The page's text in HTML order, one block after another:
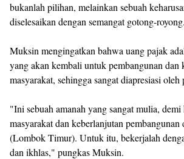
bukanlah pilihan, melainkan sebuah
diselesaikan dengan semangat gotong-royong.
Muksin mengingatkan bahwa uang pajak
yang akan kembali untuk pembangunan dan
masyarakat, sehingga sangat diapresiasi
"Ini sebuah amanah yang sangat mulia, demi
masyarakat dan keberlanjutan pembangunan
(Lombok Timur). Untuk itu, bekerjalah
dan ikhlas," pungkas Muksin.